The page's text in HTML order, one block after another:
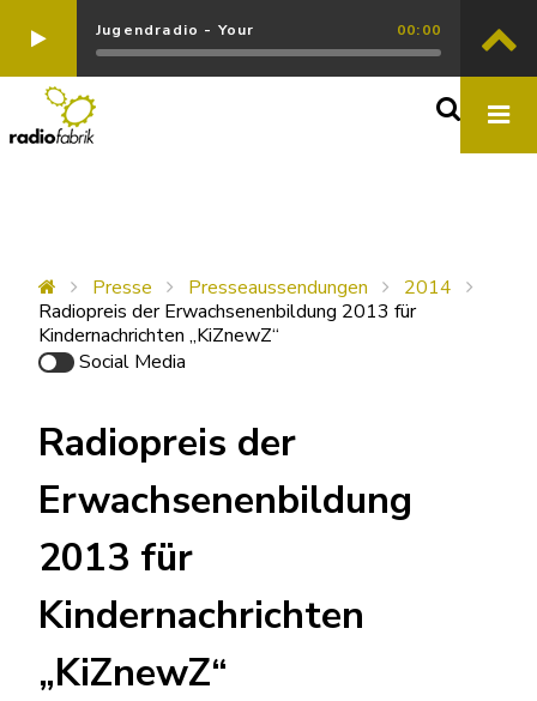
Jugendradio - Your 00:00
Presse Presseaussendungen
2014
Radiopreis der Erwachsenenbildung 2013 für
Kindernachrichten „KiZnewZ“
Social Media
Radiopreis der
Erwachsenenbildung
2013 für
Kindernachrichten
„KiZnewZ“